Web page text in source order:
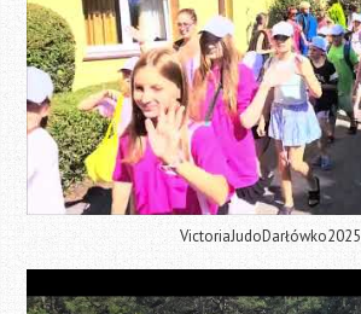
VictoriaJudoDarłówko2025